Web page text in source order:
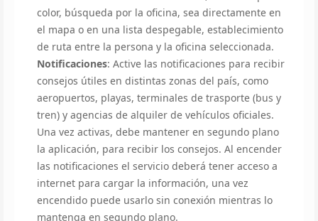
color, búsqueda por la oficina, sea directamente en
el mapa o en una lista despegable, establecimiento
de ruta entre la persona y la oficina seleccionada.
Notificaciones: Active las notificaciones para recibir
consejos útiles en distintas zonas del país, como
aeropuertos, playas, terminales de trasporte (bus y
tren) y agencias de alquiler de vehículos oficiales.
Una vez activas, debe mantener en segundo plano
la aplicación, para recibir los consejos. Al encender
las notificaciones el servicio deberá tener acceso a
internet para cargar la información, una vez
encendido puede usarlo sin conexión mientras lo
mantenga en segundo plano.